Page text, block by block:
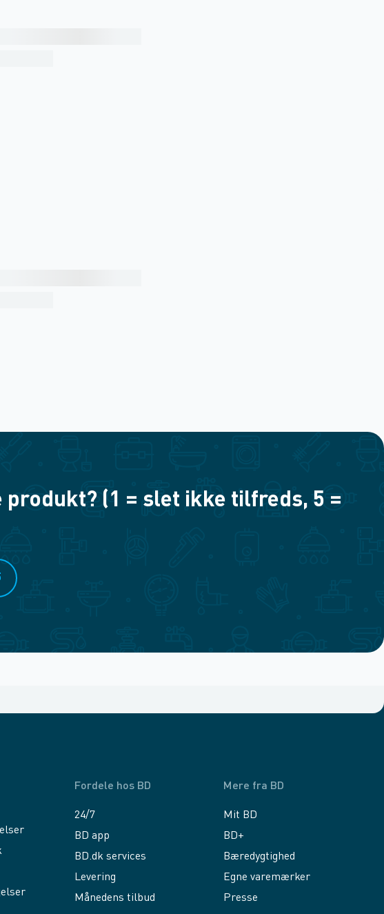
(1 = slet ikke tilfreds, 5 =
Fordele hos BD
24/7
BD app
BD.dk services
Levering
Månedens tilbud
Mere fra BD
Mit BD
BD+
Bæredygtighed
Egne varemærker
Presse